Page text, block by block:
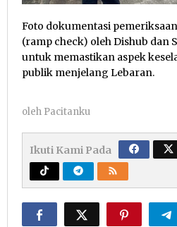
Foto dokumentasi
(ramp check) oleh Dishub dan
untuk memastikan aspek
publik menjelang Lebaran.
oleh Pacitanku
Ikuti Kami Pada